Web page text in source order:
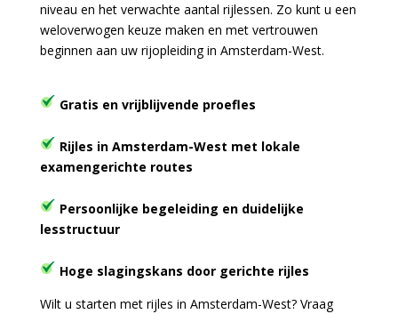
niveau en het verwachte aantal rijlessen. Zo kunt u een
weloverwogen keuze maken en met vertrouwen
beginnen aan uw rijopleiding in Amsterdam-West.
Gratis en vrijblijvende proefles
Rijles in Amsterdam-West met lokale
examengerichte routes
Persoonlijke begeleiding en duidelijke
lesstructuur
Hoge slagingskans door gerichte rijles
Wilt u starten met rijles in Amsterdam-West? Vraag